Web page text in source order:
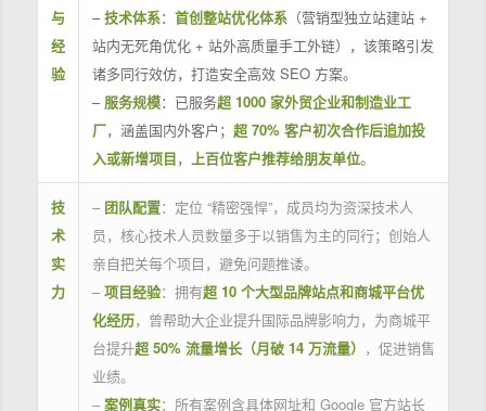
与
经
验
–技术体系： 首创整站优化体系（营销型独立站建站 +
站内无死角优化 + 站外高质量手工外链），该策略引发
诸多同行效仿，打造安全高效 SEO 方案。
– 服务规模：已服务超 1000 家外贸企业和制造业工
厂，涵盖国内外客户； 超 70% 客户初次合作后追加投
入或新增项目， 上百位客户推荐给朋友单位。
技
术
实
力
– 团队配置：定位 “精密强悍”，成员均为资深技术人
员，核心技术人员数量多于以销售为主的同行；创始人
亲自把关每个项目，避免问题推诿。
– 项目经验：拥有超 10 个大型品牌站点和商城平台优
化经历，曾帮助大企业提升国际品牌影响力，为商城平
台提升超 50% 流量增长（月破 14 万流量） ，促进销售
业绩。
– 案例真实：所有案例含具体网址和 Google 官方站长